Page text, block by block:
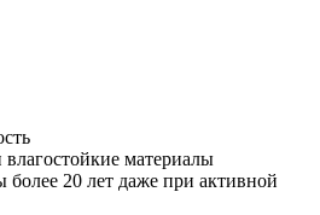
материалы
20 лет даже при активной